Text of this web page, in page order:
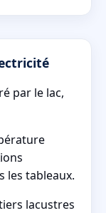
par le lac,
les tableaux.
lacustres